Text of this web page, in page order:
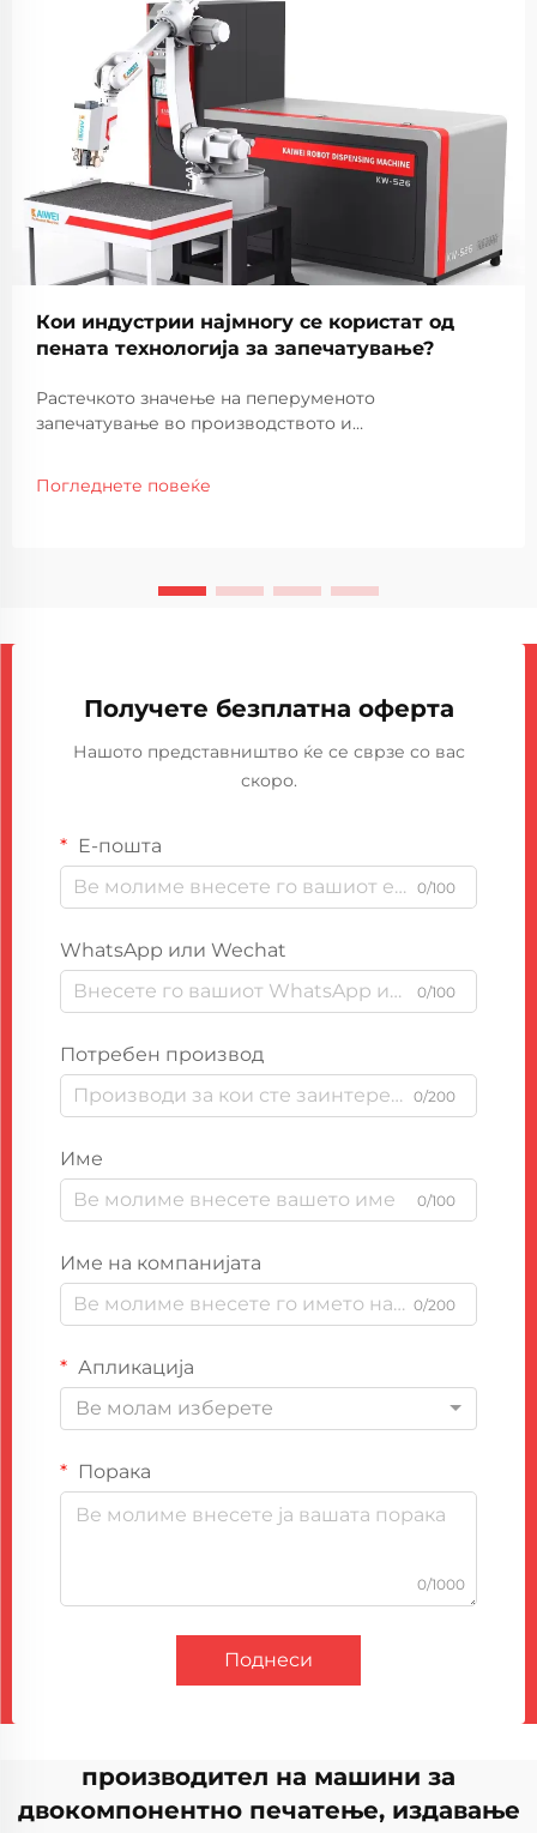
Кои индустрии најмногу се користат од
пената технологија за запечатување?
Растечкото значење на пеперуменото
запечатување во производството и
запечатување стана витален дел од модерните
производствени процеси во широк спектар на
Погледнете повеќе
Получете безплатна оферта
Нашото представништво ќе се сврзе со вас
скоро.
Е-пошта
0/100
WhatsApp или Wechat
0/100
Потребен производ
0/200
Име
0/100
Име на компанијата
0/200
Апликација
Ве молам изберете
Порака
0/1000
Поднеси
производител на машини за
двокомпонентно печатење, издавање